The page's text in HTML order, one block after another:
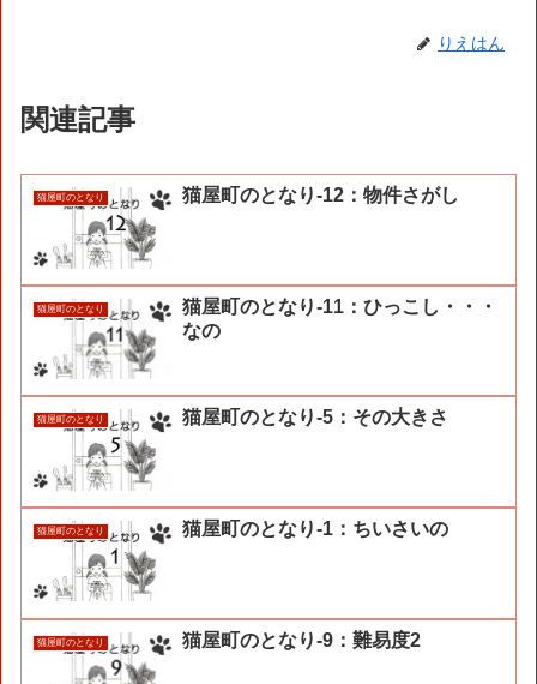
りえはん
関連記事
猫屋町のとなり 猫屋町のとなり-12：物件さがし
猫屋町のとなり
猫屋町のとなり-11：ひっこし・・・
なの
猫屋町のとなり 猫屋町のとなり-5：その大きさ
猫屋町のとなり 猫屋町のとなり-1：ちいさいの
猫屋町のとなり 猫屋町のとなり-9：難易度2